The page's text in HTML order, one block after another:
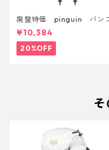
廃盤特価 pinguin バンブ
FLフォーム(ペア)
¥10,384
20%OFF